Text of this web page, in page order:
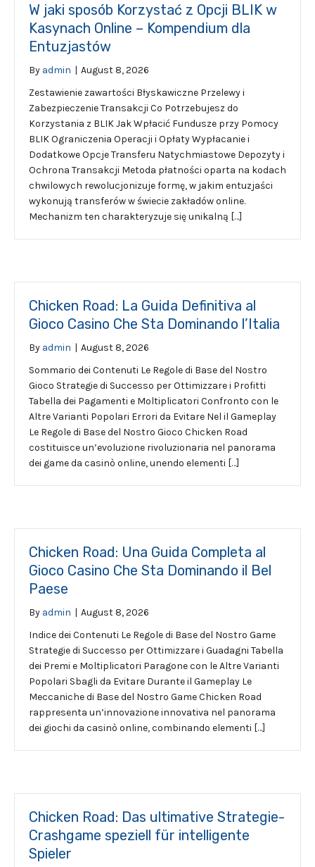
W jaki sposób Korzystać z Opcji BLIK w
Kasynach Online – Kompendium dla
Entuzjastów
By admin | August 8, 2026
Zestawienie zawartości Błyskawiczne Przelewy i
Zabezpieczenie Transakcji Co Potrzebujesz do
Korzystania z BLIK Jak Wpłacić Fundusze przy Pomocy
BLIK Ograniczenia Operacji i Opłaty Wypłacanie i
Dodatkowe Opcje Transferu Natychmiastowe Depozyty i
Ochrona Transakcji Metoda płatności oparta na kodach
chwilowych rewolucjonizuje formę, w jakim entuzjaści
wykonują transferów w świecie zakładów online.
Mechanizm ten charakteryzuje się unikalną […]
Chicken Road: La Guida Definitiva al
Gioco Casino Che Sta Dominando l’Italia
By admin | August 8, 2026
Sommario dei Contenuti Le Regole di Base del Nostro
Gioco Strategie di Successo per Ottimizzare i Profitti
Tabella dei Pagamenti e Moltiplicatori Confronto con le
Altre Varianti Popolari Errori da Evitare Nel il Gameplay
Le Regole di Base del Nostro Gioco Chicken Road
costituisce un’evoluzione rivoluzionaria nel panorama
dei game da casinò online, unendo elementi […]
Chicken Road: Una Guida Completa al
Gioco Casino Che Sta Dominando il Bel
Paese
By admin | August 8, 2026
Indice dei Contenuti Le Regole di Base del Nostro Game
Strategie di Successo per Ottimizzare i Guadagni Tabella
dei Premi e Moltiplicatori Paragone con le Altre Varianti
Popolari Sbagli da Evitare Durante il Gameplay Le
Meccaniche di Base del Nostro Game Chicken Road
rappresenta un’innovazione innovativa nel panorama
dei giochi da casinò online, combinando elementi […]
Chicken Road: Das ultimative Strategie-
Crashgame speziell für intelligente
Spieler